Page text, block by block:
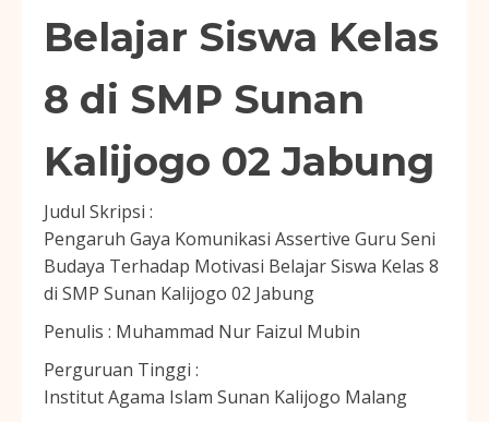
Belajar Siswa Kelas
8 di SMP Sunan
Kalijogo 02 Jabung
Judul Skripsi :
Pengaruh Gaya Komunikasi Assertive Guru Seni
Budaya Terhadap Motivasi Belajar Siswa Kelas 8
di SMP Sunan Kalijogo 02 Jabung
Penulis : Muhammad Nur Faizul Mubin
Perguruan Tinggi :
Institut Agama Islam Sunan Kalijogo Malang